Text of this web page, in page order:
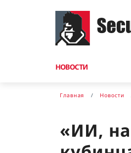
НОВОСТИ
Главная Новости
«ИИ,